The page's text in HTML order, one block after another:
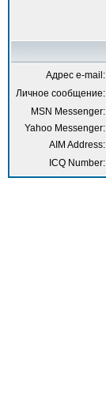
Адрес e-mail:
Личное сообщение:
MSN Messenger:
Yahoo Messenger:
AIM Address:
ICQ Number: